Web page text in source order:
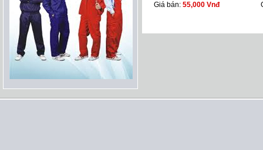
Giá bán: 55,000 Vnđ